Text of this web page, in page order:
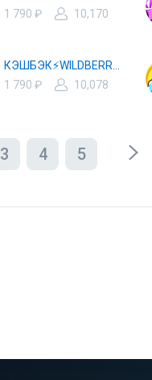
1 790 ₽
10,170
1 790 ₽
10,078
3 4 5